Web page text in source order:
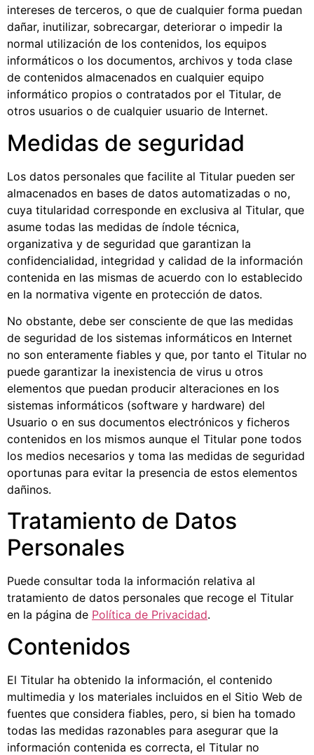
intereses de terceros, o que de cualquier forma puedan
dañar, inutilizar, sobrecargar, deteriorar o impedir la
normal utilización de los contenidos, los equipos
informáticos o los documentos, archivos y toda clase
de contenidos almacenados en cualquier equipo
informático propios o contratados por el Titular, de
otros usuarios o de cualquier usuario de Internet.
Medidas de seguridad
Los datos personales que facilite al Titular pueden ser
almacenados en bases de datos automatizadas o no,
cuya titularidad corresponde en exclusiva al Titular, que
asume todas las medidas de índole técnica,
organizativa y de seguridad que garantizan la
confidencialidad, integridad y calidad de la información
contenida en las mismas de acuerdo con lo establecido
en la normativa vigente en protección de datos.
No obstante, debe ser consciente de que las medidas
de seguridad de los sistemas informáticos en Internet
no son enteramente fiables y que, por tanto el Titular no
puede garantizar la inexistencia de virus u otros
elementos que puedan producir alteraciones en los
sistemas informáticos (software y hardware) del
Usuario o en sus documentos electrónicos y ficheros
contenidos en los mismos aunque el Titular pone todos
los medios necesarios y toma las medidas de seguridad
oportunas para evitar la presencia de estos elementos
dañinos.
Tratamiento de Datos
Personales
Puede consultar toda la información relativa al
tratamiento de datos personales que recoge el Titular
en la página de Política de Privacidad.
Contenidos
El Titular ha obtenido la información, el contenido
multimedia y los materiales incluidos en el Sitio Web de
fuentes que considera fiables, pero, si bien ha tomado
todas las medidas razonables para asegurar que la
información contenida es correcta, el Titular no